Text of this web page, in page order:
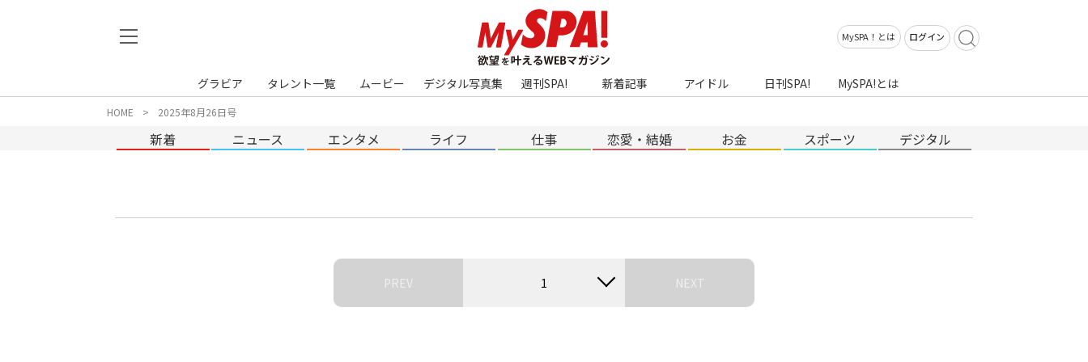
MySPA！とは ログイン
グラビア タレント一覧 ムービー デジタル写真集 週刊SPA! 新着記事 アイドル 日刊SPA! MySPA!とは
HOME 2025年8月26日号
新着 ニュース エンタメ ライフ 仕事 恋愛・結婚 お金 スポーツ デジタル
PREV 1 NEXT